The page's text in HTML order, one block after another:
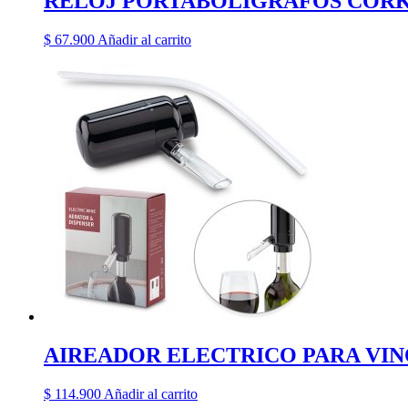
$ 67.900 Añadir al carrito
AIREADOR ELECTRICO PARA
$ 114.900 Añadir al carrito